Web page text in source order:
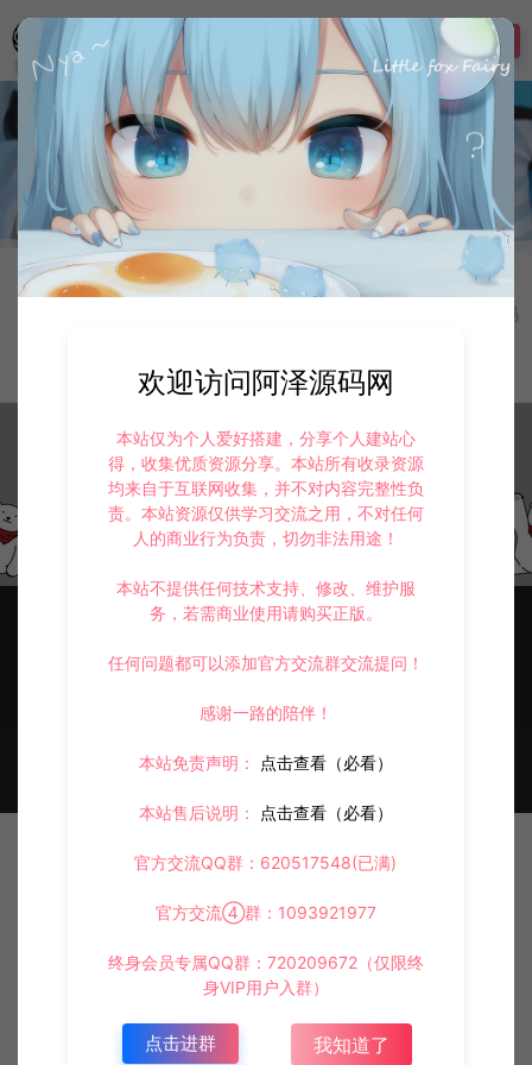
登录
首页 寄售资源
寄售资源 258
此模板资源是卖家同意寄售的-长期接寄售资源-寄售私
游戏源码
最新 最热 随机
暂无内容！
© 2021~2026 阿泽源码网 www.lyzwlkj.vip 冷雨泽
资源 投稿
欢迎访问阿泽源码网
本站仅为个人爱好搭建，分享个人建站心
得，收集优质资源分享。本站所有收录资源
均来自于互联网收集，并不对内容完整性负
责。本站资源仅供学习交流之用，不对任何
人的商业行为负责，切勿非法用途！
本站不提供任何技术支持、修改、维护服
务，若需商业使用请购买正版。
任何问题都可以添加官方交流群交流提问！
感谢一路的陪伴！
本站免责声明： 点击查看（必看）
本站售后说明： 点击查看（必看）
官方交流QQ群：620517548(已满)
官方交流④群：1093921977
终身会员专属QQ群：720209672（仅限终
身VIP用户入群）
点击进群 我知道了